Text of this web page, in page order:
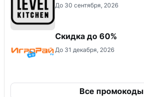
До 30 сентября, 2026
Скидка до 60%
До 31 декабря, 2026
Все промокоды